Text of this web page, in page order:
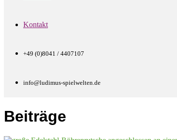
Kontakt
+49 (0)8041 / 4407107
info@ludimus-spielwelten.de
Beiträge